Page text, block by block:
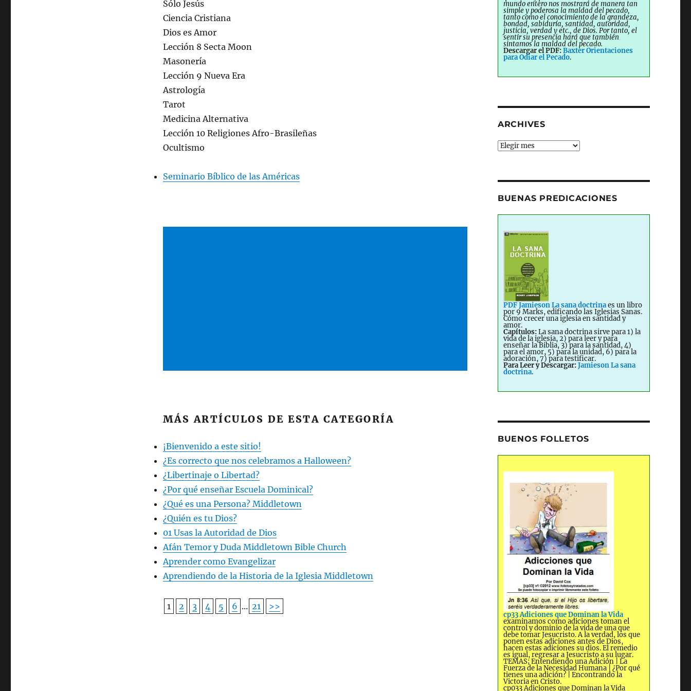
Sólo Jesús
Ciencia Cristiana
Dios es Amor
Lección 8 Secta Moon
Masonería
Lección 9 Nueva Era
Astrología
Tarot
Medicina Alternativa
Lección 10 Religiones Afro-Brasileñas
Ocultismo
Seminario Bíblico de las Américas
MÁS ARTÍCULOS DE ESTA CATEGORÍA
¡Bienvenido a este sitio!
¿Es correcto que nos celebramos a Halloween?
¿Libertinaje o Libertad?
¿Por qué enseñar Escuela Dominical?
¿Qué es una Persona? Middletown
¿Quién es tu Dios?
01 Usas la Autoridad de Dios
Afán Temor y Duda Middletown Bible Church
Aprender como Evangelizar
Aprendiendo de la Historia de la Iglesia Middletown
1 2 3 4 5 6 ... 21 >>
mundo entero nos mostrará de manera tan
simple y poderosa la maldad del pecado,
tanto como el conocimiento de la grandeza,
bondad, sabiduría, santidad, autoridad,
justicia, verdad y etc., de Dios. Por tanto, el
sentir su presencia hará que también
sintamos la maldad del pecado.
Descargar el PDF:Baxter Orientaciones
para Odiar el Pecado.
ARCHIVES
Archives
BUENAS PREDICACIONES
PDF Jamieson La sana doctrinaes un libro
por 9 Marks, edificando las Iglesias Sanas.
Cómo crecer una iglesia en santidad y
amor.
Capítulos:La sana doctrina sirve para 1) la
vida de la iglesia, 2) para leer y para
enseñar la Biblia, 3) para la santidad, 4)
para el amor, 5) para la unidad, 6) para la
adoración, 7) para testificar.
Para Leer y Descargar:Jamieson La sana
doctrina.
BUENOS FOLLETOS
cp33 Adiciones que Dominan la Vida
examinamos como adiciones toman el
control y dominio de la vida de una que
debe tomar Jesucristo. A la verdad, los que
ponen estas adiciones antes de Dios,
hacen estas adiciones su dios. El remedio
es igual, regresar a Jesucristo a su lugar.
TEMAS; Entendiendo una Adición | La
Fuerza de la Necesidad Humana | ¿Por qué
tienes una adición? | Encontrando la
Victoria en Cristo.
cp033 Adiciones que Dominan la Vida